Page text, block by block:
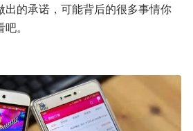
出的承诺，可能背后的很多事情你
。